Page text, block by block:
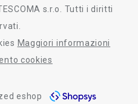
s.r.o. Tutti i diritti
Maggiori informazioni
cookies
eshop